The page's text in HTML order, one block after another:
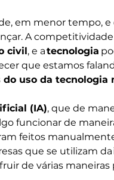
em menor tempo,
A
civil, e a tecnologia
que estamos
do uso da tecnologia
(IA), que de
funcionar de
feitos
que se utilizam da
de várias maneiras